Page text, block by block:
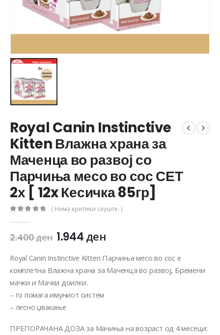
Royal Canin Instinctive
Kitten Влажна храна за
Маченца во развој со
Парчиња месо во сос СЕТ
2х [ 12x Кесичка 85гр]
( Нема критики сеуште. )
2.400ден 1.944ден
Royal Canin Instinctive Kitten Парчиња месо во сос е
комплетна Влажна храна за Маченца во развој, Бремени
мачки и Мачки доилки.
– го помага имуниот систем
– лесно џвакање
ПРЕПОРАЧАНА ДОЗА за Мачиња на возраст од 4 месеци: